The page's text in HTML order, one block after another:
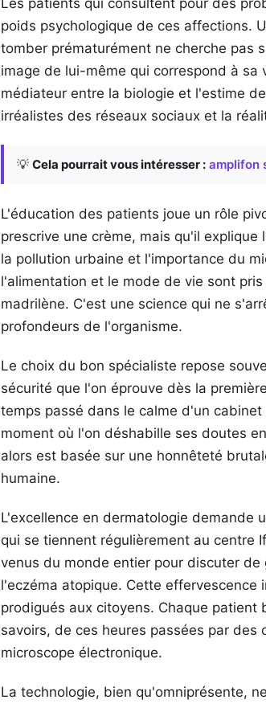
poids psychologique de ces affections.
tomber prématurément ne cherche pas
image de lui-même qui correspond à
médiateur entre la biologie et l'estime
irréalistes des réseaux sociaux et la
💡 Cela pourrait vous intéresser : amplifon
L'éducation des patients joue un rôle
prescrive une crème, mais qu'il
la pollution urbaine et l'importance du
l'alimentation et le mode de vie sont
madrilène. C'est une science qui ne
profondeurs de l'organisme.
Le choix du bon spécialiste repose
sécurité que l'on éprouve dès la
temps passé dans le calme d'un
moment où l'on déshabille ses doutes
alors est basée sur une honnêteté
humaine.
L'excellence en dermatologie demande
qui se tiennent régulièrement au centre
venus du monde entier pour discuter
l'eczéma atopique. Cette
prodigués aux citoyens. Chaque
savoirs, de ces heures passées par des
microscope électronique.
La technologie, bien qu'omniprésente,